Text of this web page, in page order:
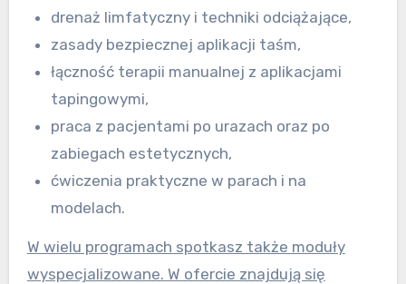
drenaż limfatyczny i techniki odciążające,
zasady bezpiecznej aplikacji taśm,
łączność terapii manualnej z aplikacjami
tapingowymi,
praca z pacjentami po urazach oraz po
zabiegach estetycznych,
ćwiczenia praktyczne w parach i na
modelach.
W wielu programach spotkasz także moduły
wyspecjalizowane. W ofercie znajdują się